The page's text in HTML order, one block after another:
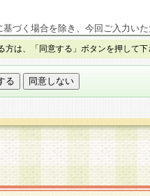
づく場合を除き、今回ご入力い
合は、当社が規定する個人情報管
り扱いが行われるよう監督します
り取得した開示対象個人情報の
・利用の停止・消去及び第三者へ
。）に応じます。
。
口
paku-info@pakusuku.com
方は、「同意する」ボタンを押して下